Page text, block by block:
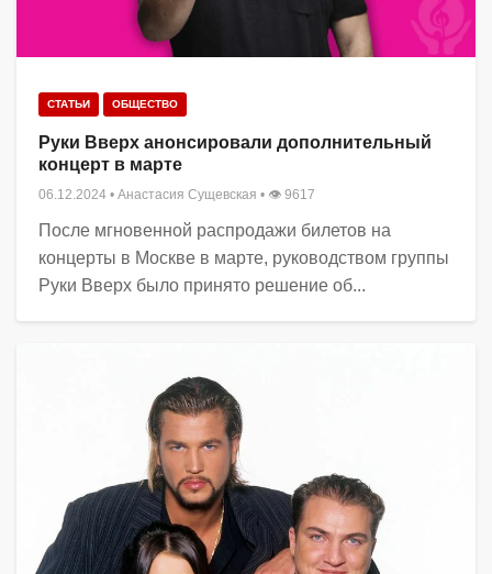
СТАТЬИ ОБЩЕСТВО
Руки Вверх анонсировали дополнительный
концерт в марте
06.12.2024 • Анастасия Сущевская • 👁 9617
После мгновенной распродажи билетов на
концерты в Москве в марте, руководством группы
Руки Вверх было принято решение об...